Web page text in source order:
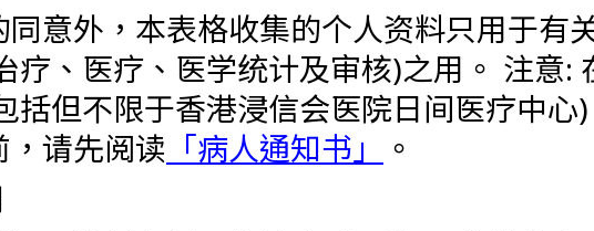
同意外，本表格收集的个人资料只用于有
医学统计及审核)之用。 注意: 在向香港浸信会医院及/或其
括但不限于香港浸信会医院日间医疗中
请先阅读 「病人通知书」
。